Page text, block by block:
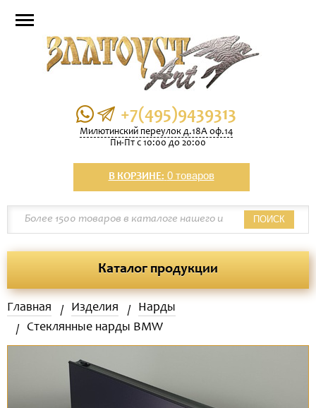
+7(495)9439313
Милютинский переулок д.18А оф.14
Пн-Пт с 10:00 до 20:00
В КОРЗИНЕ: 0 товаров
ПОИСК
Каталог продукции
Главная Изделия
Нарды
Стеклянные нарды BMW